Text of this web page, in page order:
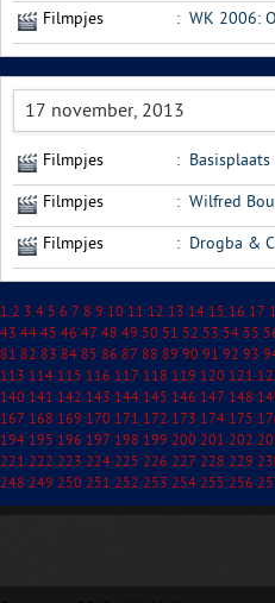
Filmpjes : WK 2006:
17 november, 2013
Filmpjes :
Filmpjes : Wilfred
Filmpjes : Drogba &
1 2 3 4 5 6 7 8 9 10 11 12 13 14 15 16 17
43 44 45 46 47 48 49 50 51 52 53 54 55
81 82 83 84 85 86 87 88 89 90 91 92 93
113 114 115 116 117 118 119 120 121
140 141 142 143 144 145 146 147 148
167 168 169 170 171 172 173 174 175
194 195 196 197 198 199 200 201 202
221 222 223 224 225 226 227 228 229
248 249 250 251 252 253 254 255 256